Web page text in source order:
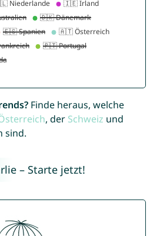
Finde heraus, welche
, der Schweiz und
sind.
– Starte jetzt!